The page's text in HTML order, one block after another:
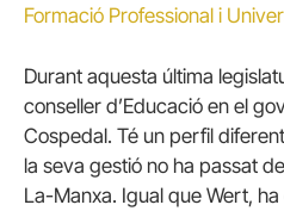
Formació Professional i
Durant aquesta última
conseller d’Educació en el
Cospedal. Té un perfil
la seva gestió no ha passat
La-Manxa. Igual que Wert,